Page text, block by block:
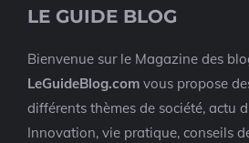
LE GUIDE BLOG
Bienvenue sur le Magazine des
LeGuideBlog.com vous propose
différents thèmes de société, actu
Innovation, vie pratique, conseils